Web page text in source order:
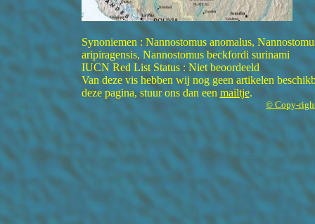
Synoniemen : Nannostomus anomalus,
aripiragensis, Nannostomus beckfordi surinami
IUCN Red List Status : Niet beoordeeld
Van deze vis hebben wij nog geen artikelen
deze pagina, stuur ons dan een mailtje.
© Copy-